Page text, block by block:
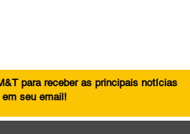
para receber as principais notícias
em seu email!